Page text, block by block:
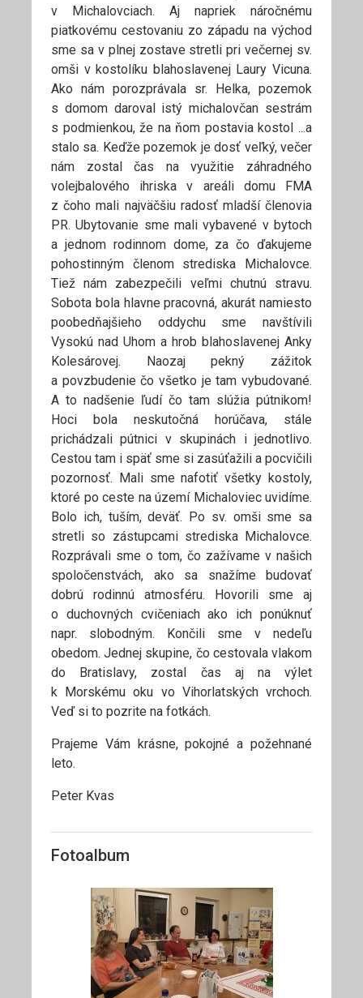
v Michalovciach. Aj napriek náročnému
piatkovému cestovaniu zo západu na východ
sme sa v plnej zostave stretli pri večernej sv.
omši v kostolíku blahoslavenej Laury Vicuna.
Ako nám porozprávala sr. Helka, pozemok
s domom daroval istý michalovčan sestrám
s podmienkou, že na ňom postavia kostol ...a
stalo sa. Keďže pozemok je dosť veľký, večer
nám zostal čas na využitie záhradného
volejbalového ihriska v areáli domu FMA
z čoho mali najväčšiu radosť mladší členovia
PR. Ubytovanie sme mali vybavené v bytoch
a jednom rodinnom dome, za čo ďakujeme
pohostinným členom strediska Michalovce.
Tiež nám zabezpečili veľmi chutnú stravu.
Sobota bola hlavne pracovná, akurát namiesto
poobedňajšieho oddychu sme navštívili
Vysokú nad Uhom a hrob blahoslavenej Anky
Kolesárovej. Naozaj pekný zážitok
a povzbudenie čo všetko je tam vybudované.
A to nadšenie ľudí čo tam slúžia pútnikom!
Hoci bola neskutočná horúčava, stále
prichádzali pútnici v skupinách i jednotlivo.
Cestou tam i späť sme si zasúťažili a pocvičili
pozornosť. Mali sme nafotiť všetky kostoly,
ktoré po ceste na území Michaloviec uvidíme.
Bolo ich, tuším, deväť. Po sv. omši sme sa
stretli so zástupcami strediska Michalovce.
Rozprávali sme o tom, čo zažívame v našich
spoločenstvách, ako sa snažíme budovať
dobrú rodinnú atmosféru. Hovorili sme aj
o duchovných cvičeniach ako ich ponúknuť
napr. slobodným. Končili sme v nedeľu
obedom. Jednej skupine, čo cestovala vlakom
do Bratislavy, zostal čas aj na výlet
k Morskému oku vo Vihorlatských vrchoch.
Veď si to pozrite na fotkách.
Prajeme Vám krásne, pokojné a požehnané
leto.
Peter Kvas
Fotoalbum